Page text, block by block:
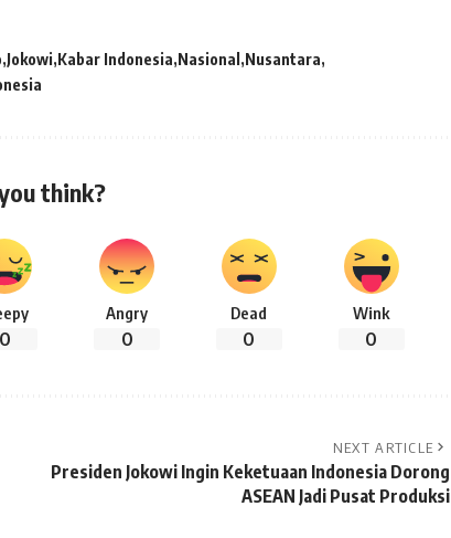
Jokowi Kabar Indonesia Nasional Nusantara
think?
0
Angry
0
Dead
0
Wink
0
NEXT ARTICLE
Presiden Jokowi Ingin Keketuaan Indonesia Dorong
ASEAN Jadi Pusat Produksi